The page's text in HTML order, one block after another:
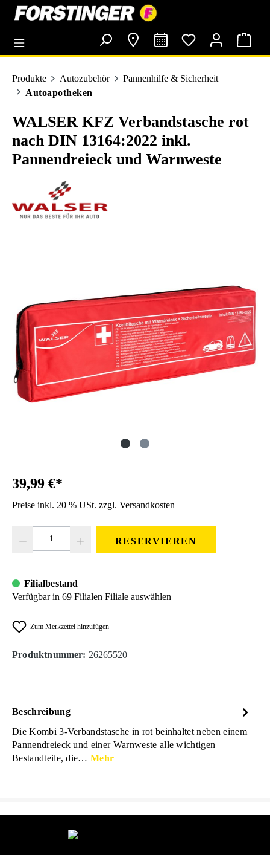
springen
Produkte Autozubehör
Pannenhilfe & Sicherheit
Autoapotheken
WALSER KFZ Verbandstasche rot
nach DIN 13164:2022 inkl.
Pannendreieck und Warnweste
39,99 €*
Preise inkl. 20 % USt. zzgl. Versandkosten
RESERVIEREN
Filialbestand
Verfügbar in 69 Filialen Filiale auswählen
Zum Merkzettel hinzufügen
Produktnummer: 26265520
Beschreibung
Die Kombi 3-Verbandstasche in rot beinhaltet neben einem
Pannendreieck und einer Warnweste alle wichtigen
Bestandteile, die…Mehr